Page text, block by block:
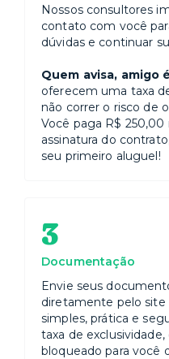
Nossos consultores
contato com você
dúvidas e continuar
Quem avisa, amigo
oferecem uma taxa
não correr o risco de
Você paga R$ 250,00
assinatura do
seu primeiro aluguel!
3
Documentação
Envie seus
diretamente pelo site
simples, prática e
taxa de
bloqueado para você